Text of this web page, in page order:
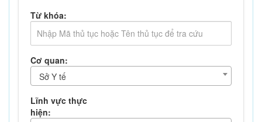
Từ khóa:
Cơ quan:
Sở Y tế
Lĩnh vực thực
hiện: